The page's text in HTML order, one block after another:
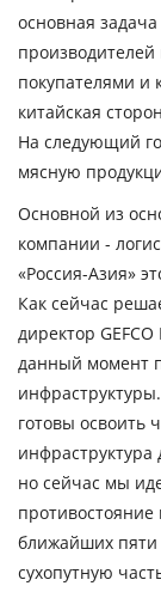
основная
производителей
покупателями и
китайская
На следующий
мясную
Основной из
компании -
«Россия-Азия»
Как сейчас
директор GEFCO
данный момент
готовы освоить
инфраструктура
но сейчас мы
ближайших пяти
сухопутную